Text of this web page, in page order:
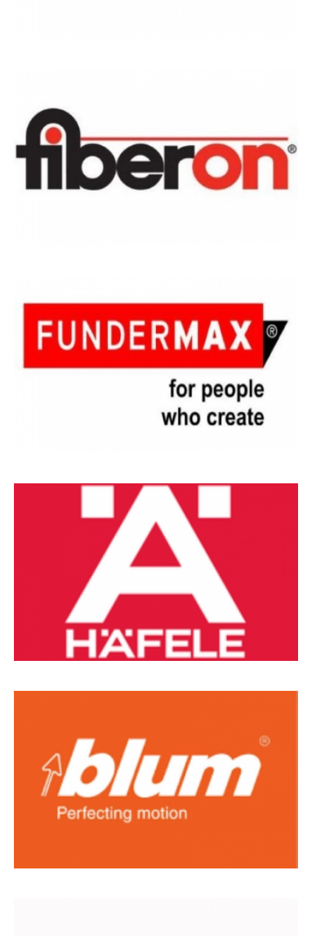
MARCASDEREFERÊNCIA_12
MARCASDE REFERÊNCIA_13
MARCAS DE REFERÊNCIA_14
MARCAS DE REFERÊNCIA_15